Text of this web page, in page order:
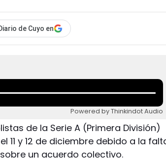
de Cuyo en
Powered by Thinkindot Audio
de la Serie A (Primera División)
11 y 12 de diciembre debido a la
un acuerdo colectivo.